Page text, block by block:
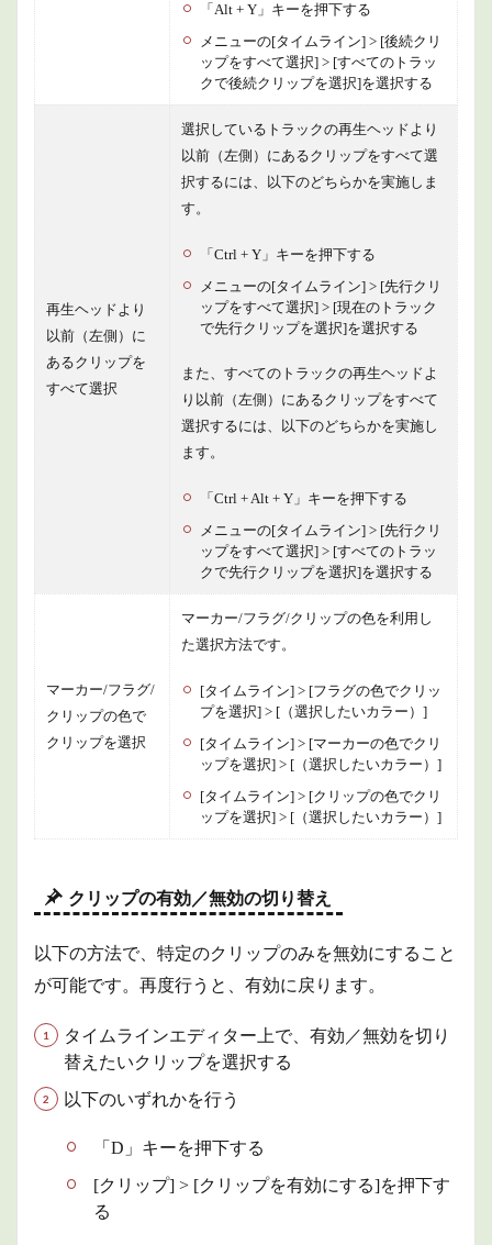
「Alt + Y」キーを押下する
メニューの[タイムライン] > [後続クリ
ップをすべて選択] > [すべてのトラッ
クで後続クリップを選択]を選択する
再生ヘッドより
以前（左側）に
あるクリップを
すべて選択
選択しているトラックの再生ヘッドより
以前（左側）にあるクリップをすべて選
択するには、以下のどちらかを実施しま
す。
「Ctrl + Y」キーを押下する
メニューの[タイムライン] > [先行クリ
ップをすべて選択] > [現在のトラック
で先行クリップを選択]を選択する
また、すべてのトラックの再生ヘッドよ
り以前（左側）にあるクリップをすべて
選択するには、以下のどちらかを実施し
ます。
「Ctrl + Alt + Y」キーを押下する
メニューの[タイムライン] > [先行クリ
ップをすべて選択] > [すべてのトラッ
クで先行クリップを選択]を選択する
マーカー/フラグ/
クリップの色で
クリップを選択
マーカー/フラグ/クリップの色を利用し
た選択方法です。
[タイムライン] > [フラグの色でクリッ
プを選択] > [（選択したいカラー）]
[タイムライン] > [マーカーの色でクリ
ップを選択] > [（選択したいカラー）]
[タイムライン] > [クリップの色でクリ
ップを選択] > [（選択したいカラー）]
クリップの有効／無効の切り替え
以下の方法で、特定のクリップのみを無効にすること
が可能です。再度行うと、有効に戻ります。
タイムラインエディター上で、有効／無効を切り
替えたいクリップを選択する
以下のいずれかを行う
「D」キーを押下する
[クリップ] > [クリップを有効にする]を押下す
る